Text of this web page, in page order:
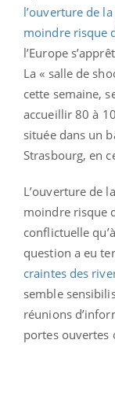
l’ouverture de
moindre risque
l’Europe
La « salle de
cette semaine,
accueillir 80 à
située dans un
Strasbourg, en
L’ouverture de
moindre risque
conflictuelle
question a eu
craintes des
semble
réunions
portes ouvertes